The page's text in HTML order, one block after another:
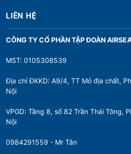
LIÊN HỆ
CÔNG TY CỔ PHẦN TẬP ĐOÀN
MST: 0105308539
Địa chỉ ĐKKD: A9/4, TT Mỏ địa chất,
Nội
VPGD: Tầng 8, số 82 Trần Thái Tông,
Nội
0984291559 - Mr Tân